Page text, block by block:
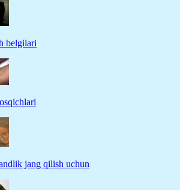
belgilari
jang qilish uchun